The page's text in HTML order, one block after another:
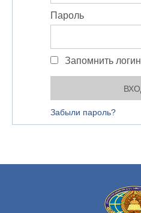
Пароль
Запомнить логин
Забыли пароль?